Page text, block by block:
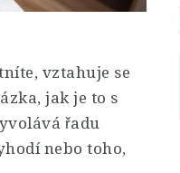
vztahuje se
jak je to s
řadu
nebo toho,